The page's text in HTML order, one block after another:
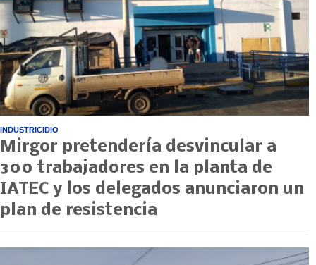
INDUSTRICIDIO
Mirgor pretendería desvincular a
300 trabajadores en la planta de
IATEC y los delegados anunciaron un
plan de resistencia